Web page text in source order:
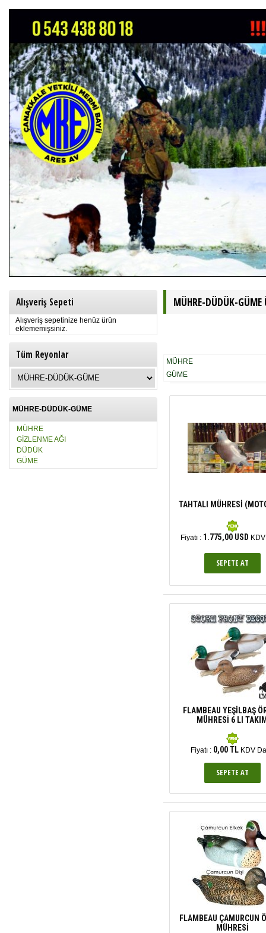
Alışveriş Sepeti
Alışveriş sepetinize henüz ürün
eklememişsiniz.
Tüm Reyonlar
MÜHRE-DÜDÜK-GÜME
MÜHRE
GİZLENME AĞI
DÜDÜK
GÜME
MÜHRE-DÜDÜK-
MÜHRE
GÜME
TAHTALI MÜHRESİ
Fiyatı : 1.775,00 USD
FLAMBEAU YEŞİLBAŞ
MÜHRESİ 6 LI
Fiyatı : 0,00 TLKDV
FLAMBEAU ÇAMURCUN
MÜHRESİ